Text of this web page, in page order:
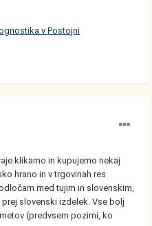
v Postojni
klikamo in kupujemo nekaj
hrano in v trgovinah res
med tujim in slovenskim,
slovenski izdelek. Vse bolj
(predvsem pozimi, ko